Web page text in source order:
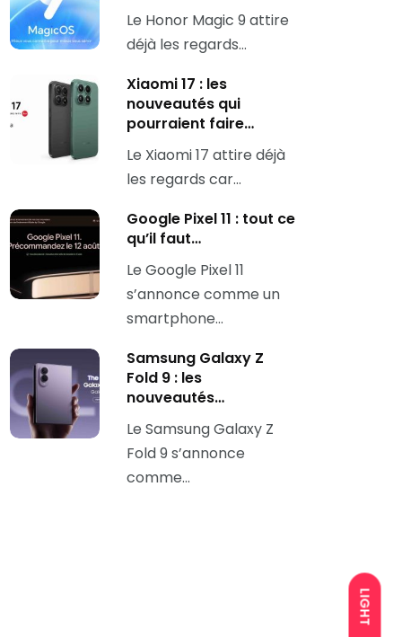
LIGHT
Le Honor Magic 9 attire
déjà les regards…
Xiaomi 17 : les
nouveautés qui
pourraient faire…
Le Xiaomi 17 attire déjà
les regards car…
Google Pixel 11 : tout ce
qu’il faut…
Le Google Pixel 11
s’annonce comme un
smartphone…
Samsung Galaxy Z
Fold 9 : les
nouveautés…
Le Samsung Galaxy Z
Fold 9 s’annonce
comme…